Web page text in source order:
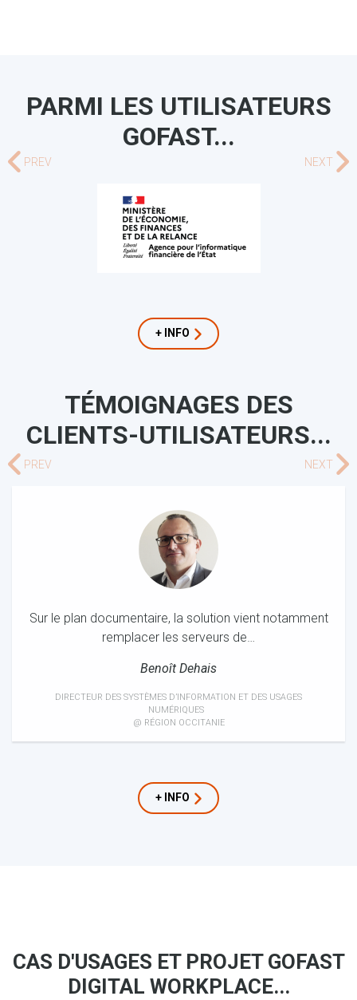
PARMI LES UTILISATEURS
GOFAST...
PREV NEXT
+ INFO
TÉMOIGNAGES DES
CLIENTS-UTILISATEURS...
Sur le plan documentaire, la solution vient notamment
remplacer les serveurs de…
Benoît Dehais
DIRECTEUR DES SYSTÈMES D’INFORMATION ET DES USAGES
NUMÉRIQUES
@ RÉGION OCCITANIE
PREV NEXT
+ INFO
CAS D'USAGES ET PROJET GOFAST
DIGITAL WORKPLACE...